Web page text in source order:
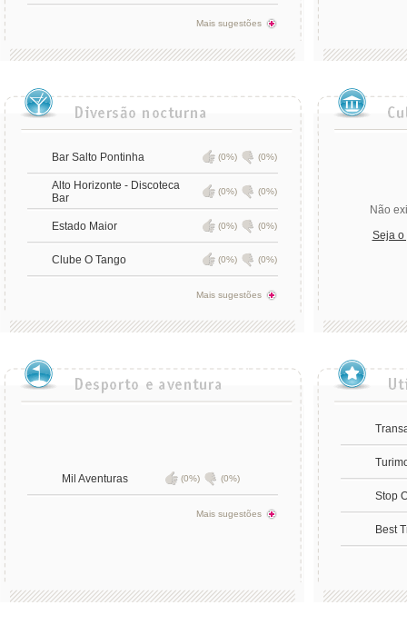
Mais sugestões
Bar Salto Pontinha (0%) (0%)
Alto Horizonte - Discoteca
Bar
(0%) (0%)
Estado Maior (0%) (0%)
Clube O Tango (0%) (0%)
Mais sugestões
Não
Seja o
Mil Aventuras (0%) (0%)
Mais sugestões
Stop
Best